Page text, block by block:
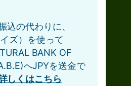
込の代わりに、
ズ）を使って
BANK OF
へJPYを送金で
しくはこちら